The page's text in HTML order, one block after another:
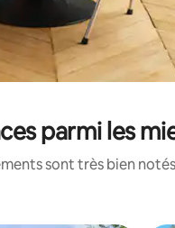
parmi les
sont très bien